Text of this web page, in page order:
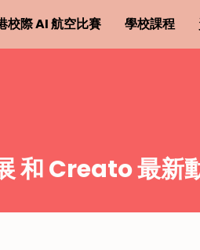
校際 AI 航空比賽 學校課程
和 Creato 最新